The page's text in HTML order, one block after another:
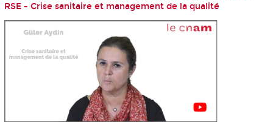
RSE - Crise sanitaire et management de la qualité